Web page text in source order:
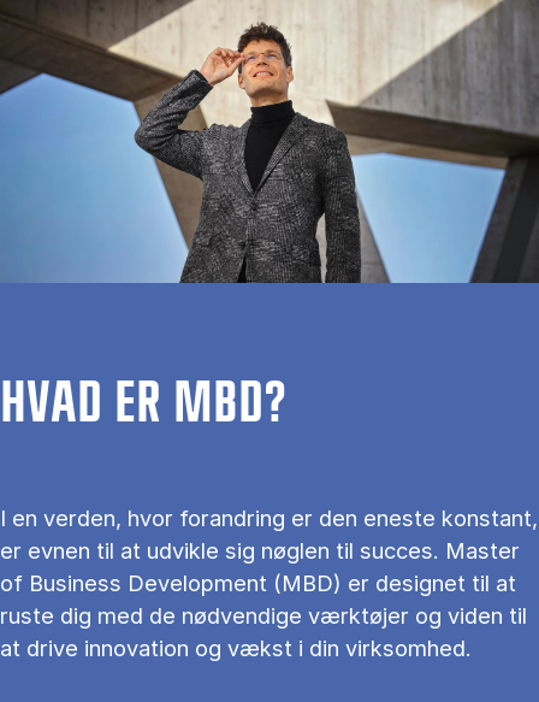
HVAD ER MBD?
I en verden, hvor forandring er den eneste konstant,
er evnen til at udvikle sig nøglen til succes. Master
of Business Development (MBD) er designet til at
ruste dig med de nødvendige værktøjer og viden til
at drive innovation og vækst i din virksomhed.